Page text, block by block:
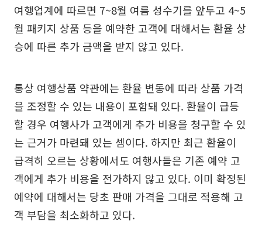
여행업계에 따르면 7~8월 여름 성수기를 앞두고 4~5
월 패키지 상품 등을 예약한 고객에 대해서는 환율 상
승에 따른 추가 금액을 받지 않고 있다.
통상 여행상품 약관에는 환율 변동에 따라 상품 가격
을 조정할 수 있는 내용이 포함돼 있다. 환율이 급등
할 경우 여행사가 고객에게 추가 비용을 청구할 수 있
는 근거가 마련돼 있는 셈이다. 하지만 최근 환율이
급격히 오르는 상황에서도 여행사들은 기존 예약 고
객에게 추가 비용을 전가하지 않고 있다. 이미 확정된
예약에 대해서는 당초 판매 가격을 그대로 적용해 고
객 부담을 최소화하고 있다.